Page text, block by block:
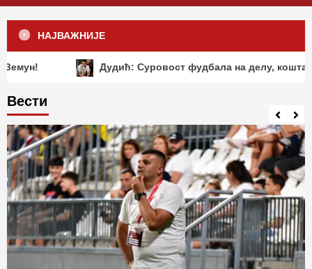
НАЈВАЖНИЈЕ
Дудић: Суровост фудбала на делу, коштале су нас
Вести